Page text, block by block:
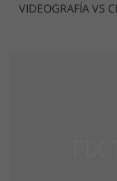
VIDEOGRAFÍA VS